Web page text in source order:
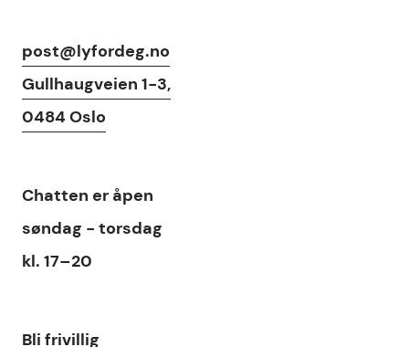
Kontaktinfo
post@lyfordeg.no
Gullhaugveien 1-3,
0484 Oslo
Chat
Chatten er åpen
søndag - torsdag
kl. 17–20
Lenker
Bli frivillig